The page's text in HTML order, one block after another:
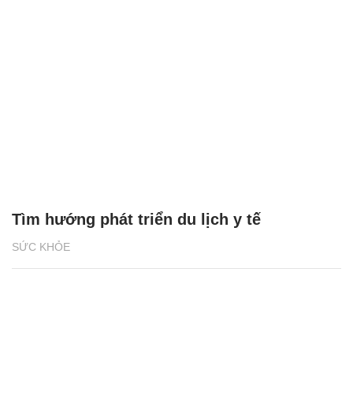
SỨC KHỎE
Tìm hướng phát triển du lịch y tế